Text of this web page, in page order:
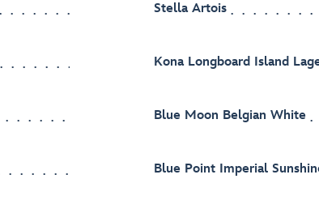
Stella Artois
Kona Longboard Island
Blue Moon Belgian White
Blue Point Imperial